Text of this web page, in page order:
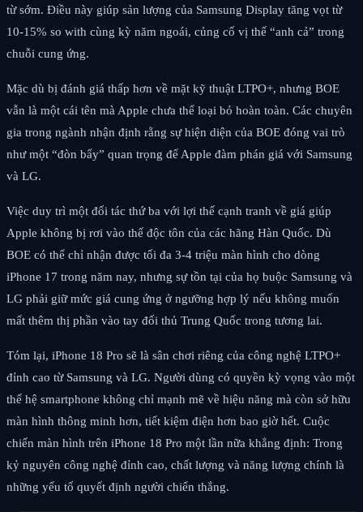
từ sớm. Điều này giúp sản lượng của Samsung Display tăng vọt từ
10-15% so with cùng kỳ năm ngoái, củng cố vị thế “anh cả” trong
chuỗi cung ứng.
Mặc dù bị đánh giá thấp hơn về mặt kỹ thuật LTPO+, nhưng BOE
vẫn là một cái tên mà Apple chưa thể loại bỏ hoàn toàn. Các chuyên
gia trong ngành nhận định rằng sự hiện diện của BOE đóng vai trò
như một “đòn bẩy” quan trọng để Apple đàm phán giá với Samsung
và LG.
Việc duy trì một đối tác thứ ba với lợi thế cạnh tranh về giá giúp
Apple không bị rơi vào thế độc tôn của các hãng Hàn Quốc. Dù
BOE có thể chỉ nhận được tối đa 3-4 triệu màn hình cho dòng
iPhone 17 trong năm nay, nhưng sự tồn tại của họ buộc Samsung và
LG phải giữ mức giá cung ứng ở ngưỡng hợp lý nếu không muốn
mất thêm thị phần vào tay đối thủ Trung Quốc trong tương lai.
Tóm lại, iPhone 18 Pro sẽ là sân chơi riêng của công nghệ LTPO+
đỉnh cao từ Samsung và LG. Người dùng có quyền kỳ vọng vào một
thế hệ smartphone không chỉ mạnh mẽ về hiệu năng mà còn sở hữu
màn hình thông minh hơn, tiết kiệm điện hơn bao giờ hết. Cuộc
chiến màn hình trên iPhone 18 Pro một lần nữa khẳng định: Trong
kỷ nguyên công nghệ đỉnh cao, chất lượng và năng lượng chính là
những yếu tố quyết định người chiến thắng.